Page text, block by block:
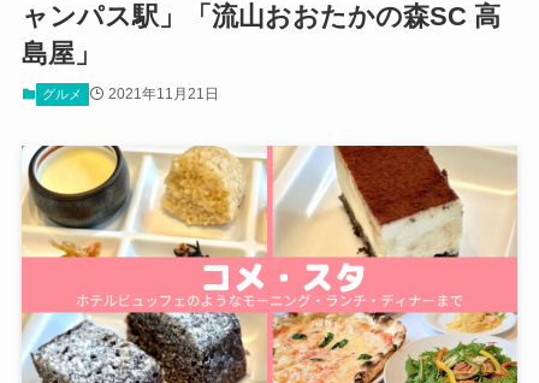
ャンパス駅」「流山おおたかの森SC 高
島屋」
グルメ 2021年11月21日